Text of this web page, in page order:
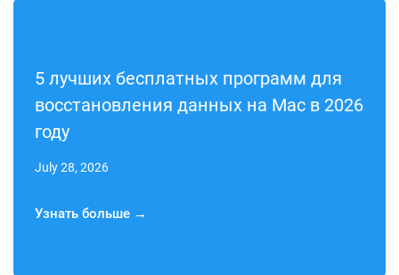
5 лучших бесплатных программ для
восстановления данных на Mac в 2026
году
July 28, 2026
Узнать больше →